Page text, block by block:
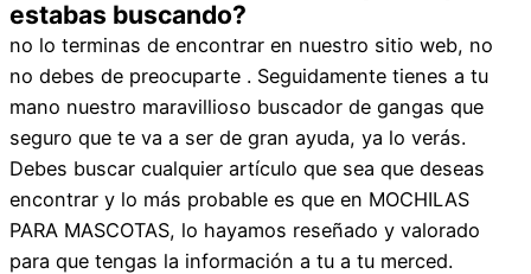
estabas buscando?
no lo terminas de encontrar en nuestro sitio web, no
no debes de preocuparte . Seguidamente tienes a tu
mano nuestro maravillioso buscador de gangas que
seguro que te va a ser de gran ayuda, ya lo verás.
Debes buscar cualquier artículo que sea que deseas
encontrar y lo más probable es que en MOCHILAS
PARA MASCOTAS, lo hayamos reseñado y valorado
para que tengas la información a tu a tu merced.